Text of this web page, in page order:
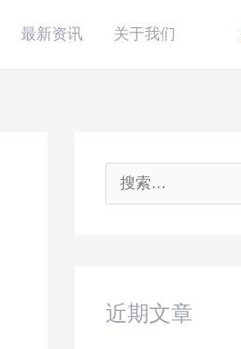
最新资讯 关于我们
近期文章